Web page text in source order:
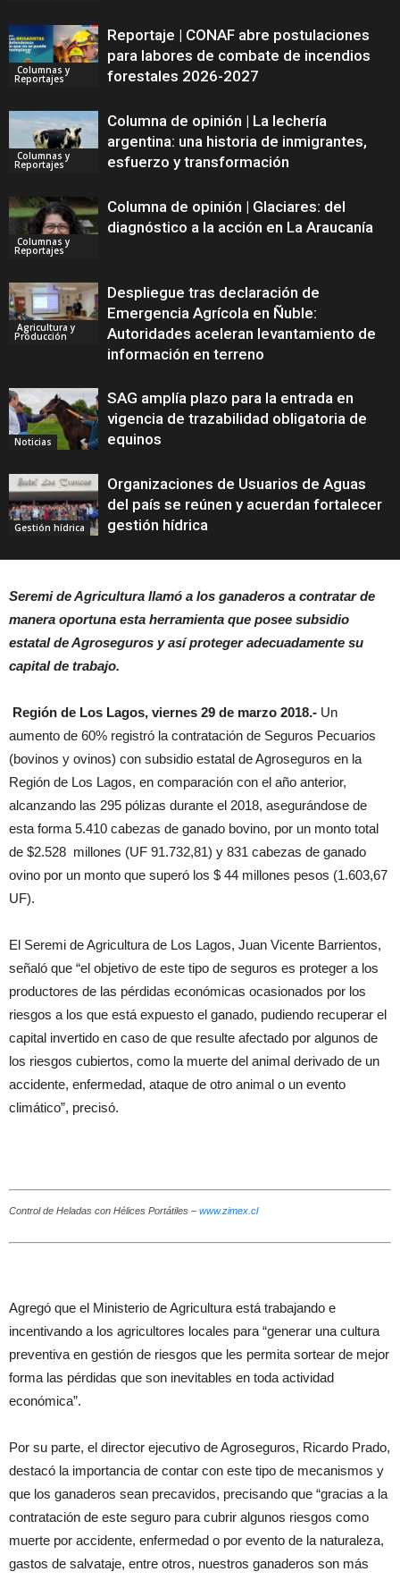
Columnas y
Reportajes
Reportaje | CONAF abre postulaciones
para labores de combate de incendios
forestales 2026-2027
Columnas y
Reportajes
Columna de opinión | La lechería
argentina: una historia de inmigrantes,
esfuerzo y transformación
Columnas y
Reportajes
Columna de opinión | Glaciares: del
diagnóstico a la acción en La Araucanía
Agricultura y
Producción
Despliegue tras declaración de
Emergencia Agrícola en Ñuble:
Autoridades aceleran levantamiento de
información en terreno
Noticias
SAG amplía plazo para la entrada en
vigencia de trazabilidad obligatoria de
equinos
Gestión hídrica
Organizaciones de Usuarios de Aguas
del país se reúnen y acuerdan fortalecer
gestión hídrica
Seremi de Agricultura llamó a los ganaderos a contratar de
manera oportuna esta herramienta que posee subsidio
estatal de Agroseguros y así proteger adecuadamente su
capital de trabajo.
Región de Los Lagos, viernes 29 de marzo 2018.- Un
aumento de 60% registró la contratación de Seguros Pecuarios
(bovinos y ovinos) con subsidio estatal de Agroseguros en la
Región de Los Lagos, en comparación con el año anterior,
alcanzando las 295 pólizas durante el 2018, asegurándose de
esta forma 5.410 cabezas de ganado bovino, por un monto total
de $2.528 millones (UF 91.732,81) y 831 cabezas de ganado
ovino por un monto que superó los $ 44 millones pesos (1.603,67
UF).
El Seremi de Agricultura de Los Lagos, Juan Vicente Barrientos,
señaló que “el objetivo de este tipo de seguros es proteger a los
productores de las pérdidas económicas ocasionados por los
riesgos a los que está expuesto el ganado, pudiendo recuperar el
capital invertido en caso de que resulte afectado por algunos de
los riesgos cubiertos, como la muerte del animal derivado de un
accidente, enfermedad, ataque de otro animal o un evento
climático”, precisó.
Control de Heladas con Hélices Portátiles – www.zimex.cl
Agregó que el Ministerio de Agricultura está trabajando e
incentivando a los agricultores locales para “generar una cultura
preventiva en gestión de riesgos que les permita sortear de mejor
forma las pérdidas que son inevitables en toda actividad
económica”.
Por su parte, el director ejecutivo de Agroseguros, Ricardo Prado,
destacó la importancia de contar con este tipo de mecanismos y
que los ganaderos sean precavidos, precisando que “gracias a la
contratación de este seguro para cubrir algunos riesgos como
muerte por accidente, enfermedad o por evento de la naturaleza,
gastos de salvataje, entre otros, nuestros ganaderos son más